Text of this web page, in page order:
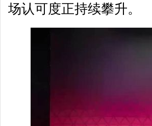
场认可度正持续攀升。